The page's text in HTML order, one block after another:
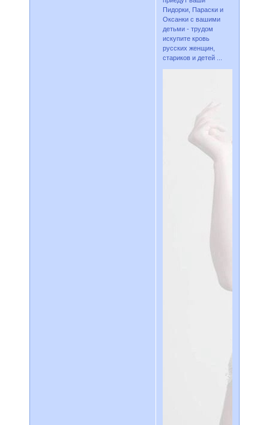
Пидорки, Параски и
Оксанки с вашими
детьми - трудом
искупите кровь
русских женщин,
стариков и детей ...